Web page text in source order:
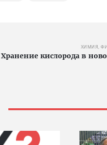
ХИМИЯ,
Хранение кислорода в